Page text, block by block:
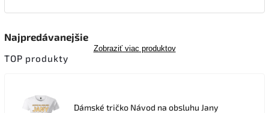
Najpredávanejšie
Zobraziť viac produktov
TOP produkty
Dámské tričko Návod na obsluhu Jany